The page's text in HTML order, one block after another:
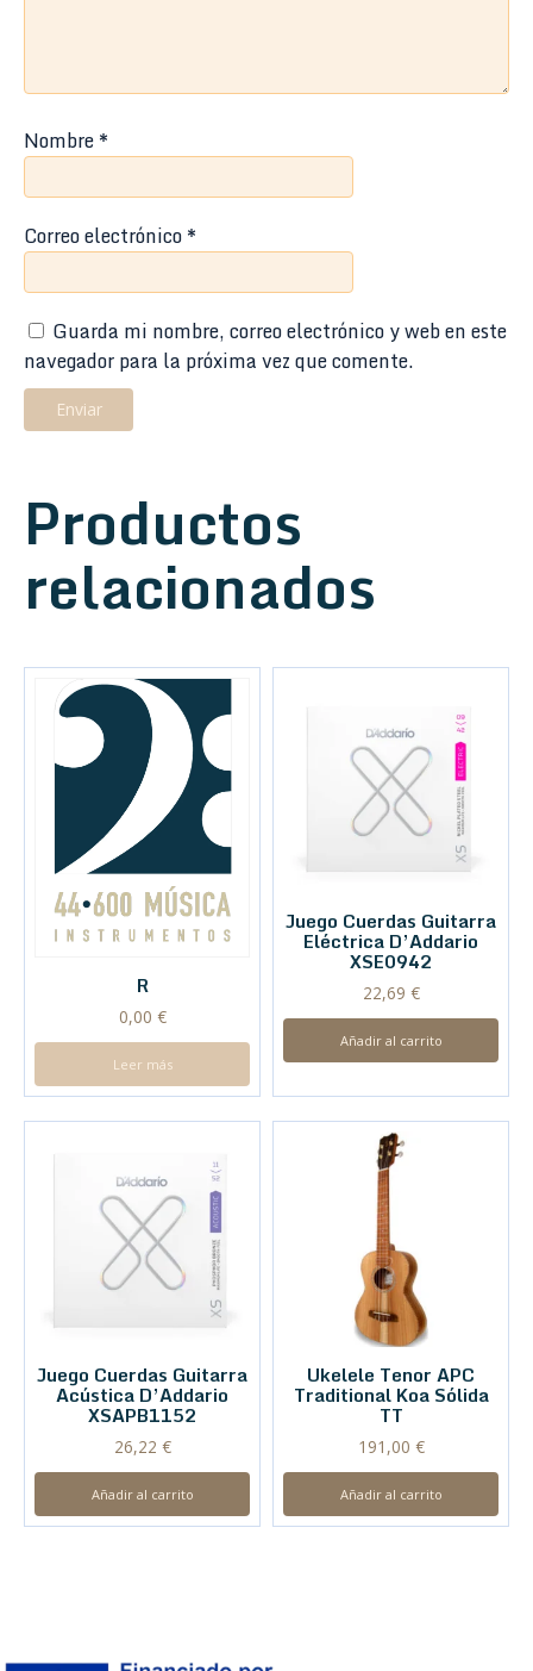
Nombre*
Correo electrónico*
Guarda mi nombre, correo electrónico y web en este
navegador para la próxima vez que comente.
Productos
relacionados
R
0,00 €
Leer más
Juego Cuerdas Guitarra
Eléctrica D’Addario
XSE0942
22,69 €
Añadir al carrito
Juego Cuerdas Guitarra
Acústica D’Addario
XSAPB1152
26,22 €
Añadir al carrito
Ukelele Tenor APC
Traditional Koa Sólida
TT
191,00 €
Añadir al carrito